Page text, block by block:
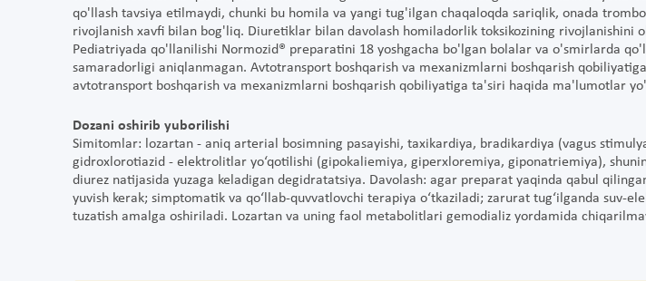
qo'llash tavsiya etilmaydi, chunki bu homila va yangi tug'ilgan chaqaloqda sariqlik, onada
rivojlanish xavfi bilan bog'liq. Diuretiklar bilan davolash homiladorlik toksikozining rivojlanishini
Pediatriyada qo'llanilishi Normozid® preparatini 18 yoshgacha bo'lgan bolalar va o'smirlarda
samaradorligi aniqlanmagan. Avtotransport boshqarish va mexanizmlarni boshqarish
avtotransport boshqarish va mexanizmlarni boshqarish qobiliyatiga ta'siri haqida ma'lumotlar
Dozani oshirib yuborilishi
Simitomlar: lozartan - aniq arterial bosimning pasayishi, taxikardiya, bradikardiya (vagus
gidroxlorotiazid - elektrolitlar yo‘qotilishi (gipokaliemiya, giperxloremiya, giponatriemiya),
diurez natijasida yuzaga keladigan degidratatsiya. Davolash: agar preparat yaqinda qabul
yuvish kerak; simptomatik va qo‘llab-quvvatlovchi terapiya o‘tkaziladi; zarurat tug‘ilganda suv-
tuzatish amalga oshiriladi. Lozartan va uning faol metabolitlari gemodializ yordamida